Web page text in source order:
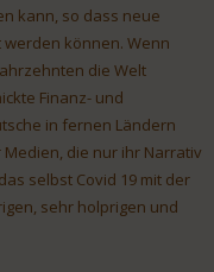
kann, so dass neue
können. Wenn
die Welt
Finanz- und
in fernen Ländern
die nur ihr Narrativ
selbst Covid 19 mit der
sehr holprigen und